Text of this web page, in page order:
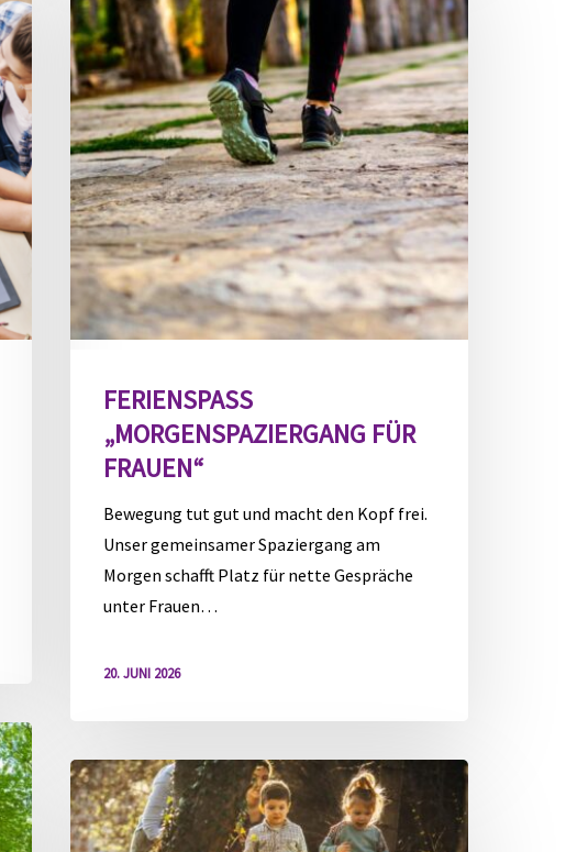
für
Frauen“
FERIENSPASS „
MORGENSPAZIERGANG FÜR F
RAUEN“
Bewegung tut gut und macht den Kopf frei.
Unser gemeinsamer Spaziergang am
Morgen schafft Platz für nette Gespräche
unter Frauen…
20. JUNI 2026
Ferienspaß
„Waldentdecker“